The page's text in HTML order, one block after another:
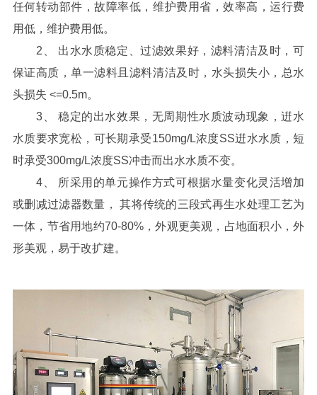
任何转动部件，故障率低，维护费用省，效率高，运行费
用低，维护费用低。
2、 出水水质稳定、过滤效果好，滤料清洁及时，可
保证高质，单一滤料且滤料清洁及时，水头损失小，总水
头损失 <=0.5m。
3、 稳定的出水效果，无周期性水质波动现象，逬水
水质要求宽松，可长期承受150mg/L浓度SS逬水水质，短
时承受300mg/L浓度SS冲击而出水水质不变。
4、 所采用的单元操作方式可根据水量变化灵活增加
或删减过滤器数量， 其将传统的三段式再生水处理工艺为
一体，节省用地约70-80%，外观更美观，占地面积小，外
形美观，易于改扩建。